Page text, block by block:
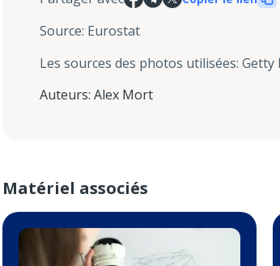
Source: Eurostat
Les sources des photos utilisées: Getty
Auteurs: Alex Mort
Matériel associés